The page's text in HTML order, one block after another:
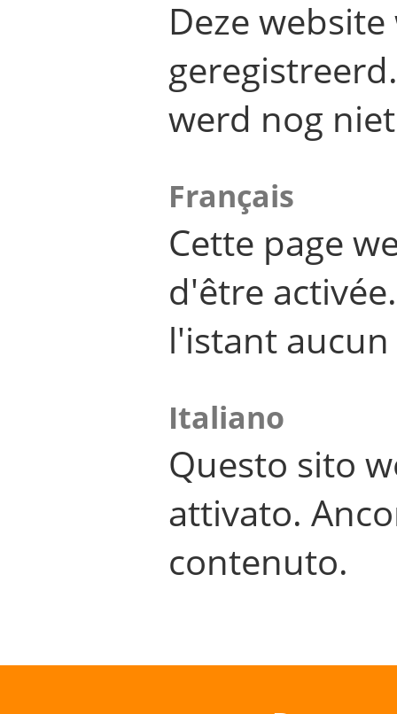
Deze
werd nog
Français
Cette page
d'être
l'istant
Italiano
Questo sito
attivato.
contenuto.